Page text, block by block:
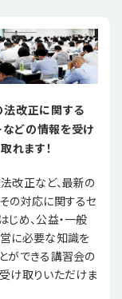
法改正に関する
などの情報を受け
取れます！
改正など、最新の
の対応に関するセ
じめ、公益・一般
に必要な知識を
ができる講習会の
け取りいただけま